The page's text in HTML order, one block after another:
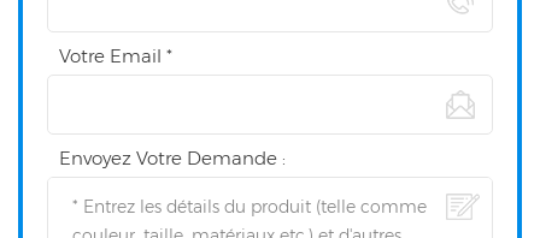
Votre Email *
Envoyez Votre Demande :